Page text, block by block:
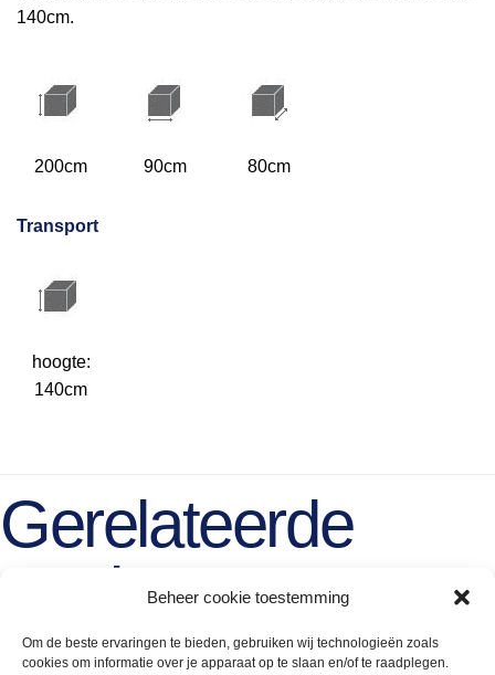
Beheer cookie toestemming
Om de beste ervaringen te bieden, gebruiken wij technologieën zoals
cookies om informatie over je apparaat op te slaan en/of te raadplegen.
140cm.
200cm 90cm 80cm
Transport
hoogte:
140cm
Gerelateerde
producten